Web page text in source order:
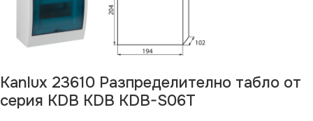
Kanlux 23610 Разпределително табло от
серия KDB KDB KDB-S06T